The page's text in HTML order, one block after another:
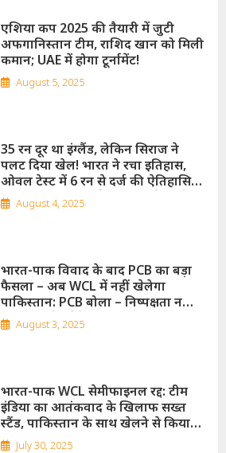
एशिया कप 2025 की तैयारी में जुटी
अफगानिस्तान टीम, राशिद खान को मिली
कमान; UAE में होगा टूर्नामेंट!
August 5, 2025
35 रन दूर था इंग्लैंड, लेकिन सिराज ने
पलट दिया खेल! भारत ने रचा इतिहास,
ओवल टेस्ट में 6 रन से दर्ज की ऐतिहासिक
जीत; शुभमन गिल की कप्तानी में चमके
युवा, सिराज बने हीरो!
August 4, 2025
भारत-पाक विवाद के बाद PCB का बड़ा
फैसला – अब WCL में नहीं खेलेगा
पाकिस्तान: PCB बोला – निष्पक्षता नहीं
रही, लीग से करेंगे किनारा!
August 3, 2025
भारत-पाक WCL सेमीफाइनल रद्द: टीम
इंडिया का आतंकवाद के खिलाफ सख्त
स्टैंड, पाकिस्तान के साथ खेलने से किया
इनकार!
July 30, 2025